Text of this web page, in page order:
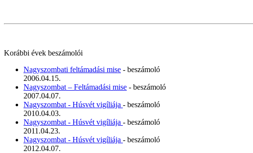
Korábbi évek beszámolói
Nagyszombati feltámadási mise - beszámoló
2006.04.15.
Nagyszombat – Feltámadási mise - beszámoló
2007.04.07.
Nagyszombat - Húsvét vigíliája - beszámoló
2010.04.03.
Nagyszombat - Húsvét vigíliája - beszámoló
2011.04.23.
Nagyszombat - Húsvét vigíliája - beszámoló
2012.04.07.